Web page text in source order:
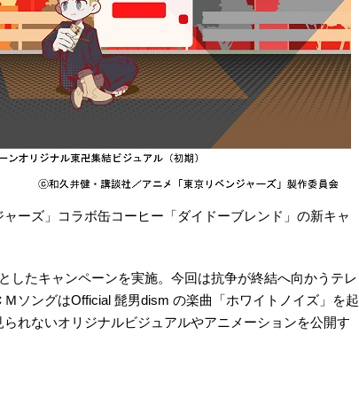
ーズ」コラボ缶コーヒー「ダイドーブレンド」の新キャ
したキャンペーンを実施。今回は抗争が終結へ向かうテレ
ソングはOfficial 髭男dism の楽曲「ホワイトノイズ」を起
れないオリジナルビジュアルやアニメーションを公開す